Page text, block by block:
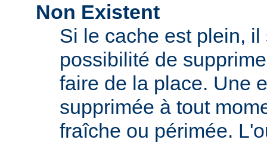
Non Existent
Si le cache est plein,
possibilité de
faire de la place. Une
supprimée à tout
fraîche ou périmée.